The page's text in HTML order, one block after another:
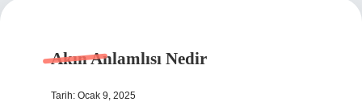
Akın Anlamlısı Nedir
Tarih: Ocak 9, 2025